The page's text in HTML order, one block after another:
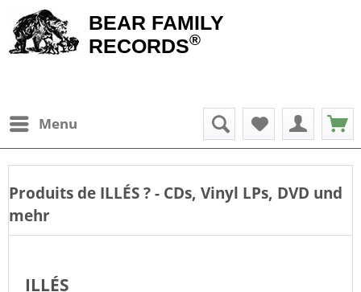
BEAR FAMILY
RECORDS®
Menu
Produits de ILLÉS? - CDs, Vinyl LPs, DVD und
mehr
ILLÉS